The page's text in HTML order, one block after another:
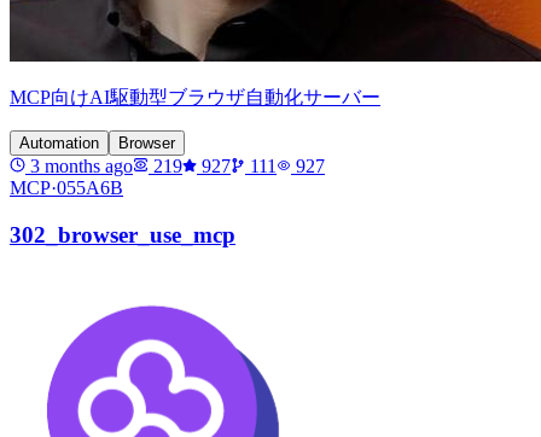
MCP向けAI駆動型ブラウザ自動化サーバー
Automation Browser
3 months ago 219 927 111
927
MCP·055A6B
302_browser_use_mcp